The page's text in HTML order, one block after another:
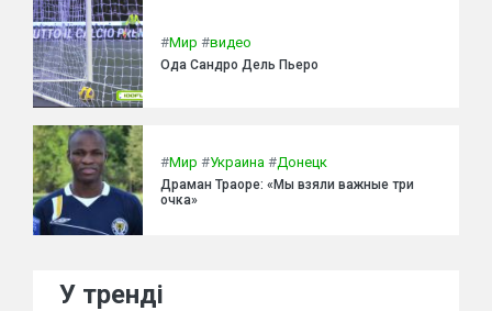
#Мир #видео
Ода Сандро Дель Пьеро
#Мир #Украина #Донецк
Драман Траоре: «Мы взяли важные три
очка»
У тренді